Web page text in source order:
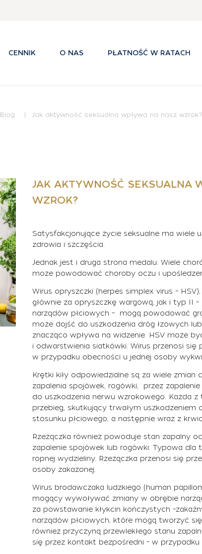
CENNIK O NAS PŁATNOŚĆ W RATACH
Blog Jak aktywność seksualna wpływa na nasz wzrok?
JAK AKTYWNOŚĆ SEKSUALNA
WZROK?
Satysfakcjonujące życie seksualne ma wiele
zdrowia i szczęścia.
Jednak jest i druga strona medalu. Wiele
może powodować choroby oczu i
Wirus opryszczki (herpes simplex virus –
głównie za opryszczkę wargową, jak i typ II
narządów płciowych – mogą powodować
może dojść do uszkodzenia dróg łzowych
znacząco wpływa na widzenie. HSV może
i odwarstwienia siatkówki. Wirus przenosi się
w przypadku obecności u jednej osoby
Krętki kiły odpowiedzialne są za wiele
zapalenia spojówek, rogówki, przez
do uszkodzenia nerwu wzrokowego. Każda
przebieg, skutkujący trwałym uszkodzeniem
stosunku płciowego, a następnie wraz z
Rzeżączka również powoduje stan zapalny
zapalenie spojówek lub rogówki. Typowa dla
ropnej wydzieliny. Rzeżączka przenosi się
osoby zakażonej.
Wirus brodawczaka ludzkiego (human
mogący wywoływać zmiany w obrębie
za powstawanie kłykcin kończystych
narządów płciowych, które mogą tworzyć
również przyczyną przewlekłego stanu
się przez kontakt bezpośredni – w przypadku